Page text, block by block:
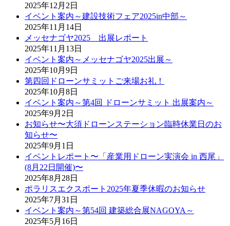
2025年12月2日
イベント案内～建設技術フェア2025in中部～
2025年11月14日
メッセナゴヤ2025 出展レポート
2025年11月13日
イベント案内～メッセナゴヤ2025出展～
2025年10月9日
第四回ドローンサミットご来場お礼！
2025年10月8日
イベント案内～第4回 ドローンサミット 出展案内～
2025年9月2日
お知らせ〜大須ドローンステーション臨時休業日のお
知らせ〜
2025年9月1日
イベントレポート〜「産業用ドローン実演会 in 西尾」
(8月22日開催)〜
2025年8月28日
ポラリスエクスポート2025年夏季休暇のお知らせ
2025年7月31日
イベント案内～第54回 建築総合展NAGOYA～
2025年5月16日